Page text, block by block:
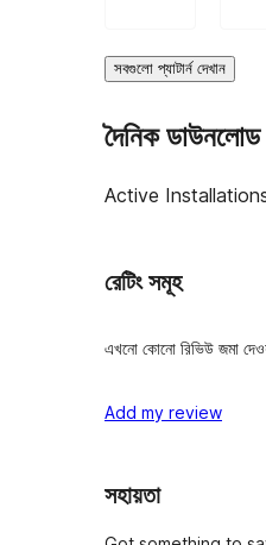
সবগুলো প্যাটার্ন দেখান
দৈনিক ডাউনলোড
Active
রেটিং সমূহ
এখনো কোনো রিভিউ জমা
Add my review
সহায়তা